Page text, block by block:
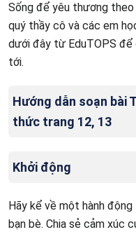
Sống để yêu thương
quý thầy cô và các em
dưới đây từ EduTOPS
tới.
Hướng dẫn soạn bài
thức trang 12, 13
Khởi động
Hãy kể về một hành
bạn bè. Chia sẻ cảm xúc